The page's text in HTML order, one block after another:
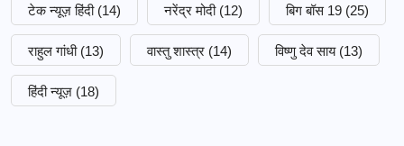
टेक न्यूज़ हिंदी (14) नरेंद्र मोदी (12) बिग बॉस 19 (25)
राहुल गांधी (13) वास्तु शास्त्र (14) विष्णु देव साय (13)
हिंदी न्यूज़ (18)